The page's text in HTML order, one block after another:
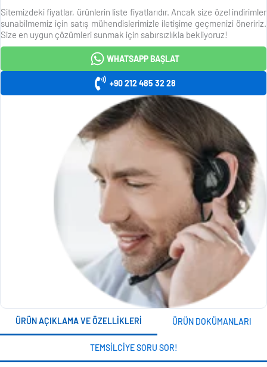
Sitemizdeki fiyatlar, ürünlerin liste fiyatlarıdır. Ancak size özel indirimler
sunabilmemiz için satış mühendislerimizle iletişime geçmenizi öneririz.
Size en uygun çözümleri sunmak için sabırsızlıkla bekliyoruz!
WHATSAPP BAŞLAT
+90 212 485 32 28
ÜRÜN AÇIKLAMA VE ÖZELLIKLERI ÜRÜN DOKÜMANLARI
TEMSILCIYE SORU SOR!